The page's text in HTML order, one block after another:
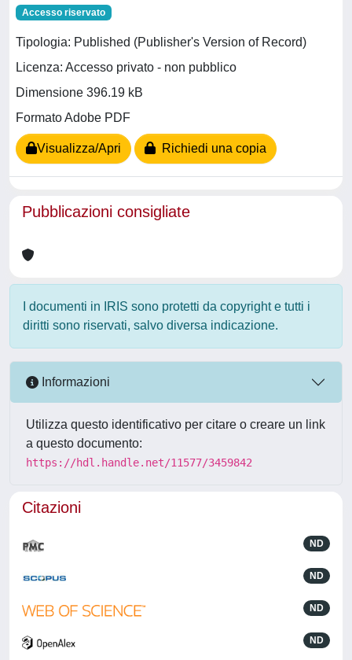
Accesso riservato
Tipologia: Published (Publisher's Version of Record)
Licenza: Accesso privato - non pubblico
Dimensione 396.19 kB
Formato Adobe PDF
Visualizza/Apri Richiedi una copia
Pubblicazioni consigliate
I documenti in IRIS sono protetti da copyright e tutti i
diritti sono riservati, salvo diversa indicazione.
Informazioni
Utilizza questo identificativo per citare o creare un link
a questo documento:
https://hdl.handle.net/11577/3459842
Citazioni
ND
ND
ND
ND